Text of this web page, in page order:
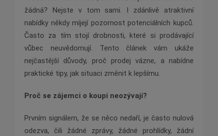
žádná? Nejste v tom sami. I zdánlivě atraktivní
nabídky někdy míjejí pozornost potenciálních kupců.
Často za tím stojí drobnosti, které si prodávající
vůbec neuvědomují. Tento článek vám ukáže
nejčastější důvody, proč prodej vázne, a nabídne
praktické tipy, jak situaci změnit k lepšímu.
Proč se zájemci o koupi neozývají?
Prvním signálem, že se něco nedaří, je často nulová
odezva, čili žádné zprávy, žádné prohlídky, žádní